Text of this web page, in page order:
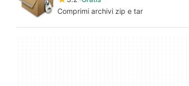
Comprimi archivi zip e tar